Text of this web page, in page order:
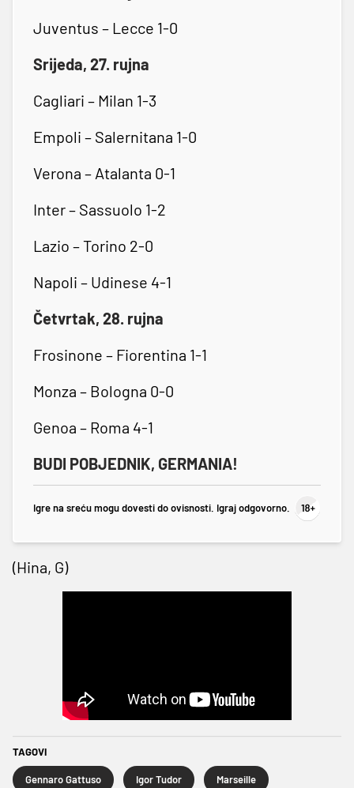
Juventus – Lecce 1-0
Srijeda, 27. rujna
Cagliari – Milan 1-3
Empoli – Salernitana 1-0
Verona – Atalanta 0-1
Inter – Sassuolo 1-2
Lazio – Torino 2-0
Napoli – Udinese 4-1
Četvrtak, 28. rujna
Frosinone – Fiorentina 1-1
Monza – Bologna 0-0
Genoa – Roma 4-1
BUDI POBJEDNIK, GERMANIA!
Igre na sreću mogu dovesti do ovisnosti. Igraj odgovorno.
(Hina, G)
TAGOVI
Gennaro Gattuso Igor Tudor Marseille